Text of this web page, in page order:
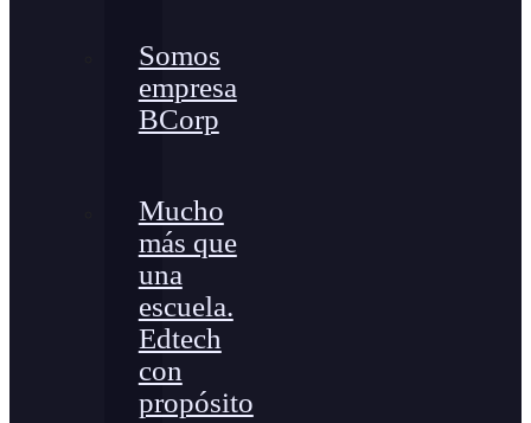
Somos
empresa
BCorp
Mucho
más que
una
escuela.
Edtech
con
propósito